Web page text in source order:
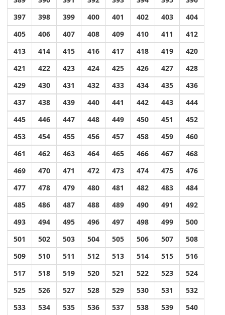
397
398 399 400 401 402 403
404
405
406 407 408 409 410 411
412
413
414 415 416 417 418 419
420
421
422 423 424 425 426 427
428
429
430 431 432 433 434 435
436
437
438 439 440 441 442 443
444
445
446 447 448 449 450 451
452
453
454 455 456 457 458 459
460
461
462 463 464 465 466 467
468
469
470 471 472 473 474 475
476
477
478 479 480 481 482 483
484
485
486 487 488 489 490 491
492
493
494 495 496 497 498 499
500
501
502 503 504 505 506 507
508
509
510 511 512 513 514 515
516
517
518 519 520 521 522 523
524
525
526 527 528 529 530 531
532
533
534 535 536 537 538 539
540